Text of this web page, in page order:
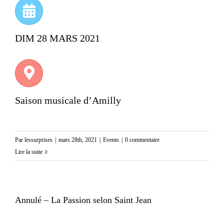
DIM 28 MARS 2021
Saison musicale d’Amilly
Par lessurprises mars 28th, 2021 Events
0 commentaire
Lire la suite
Annulé – La Passion selon Saint Jean